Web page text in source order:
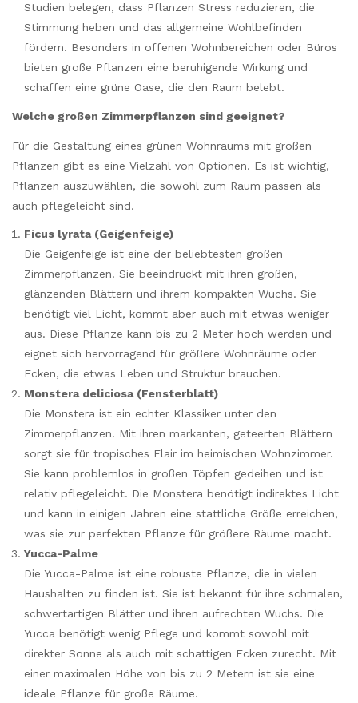
Studien belegen, dass Pflanzen Stress reduzieren, die
Stimmung heben und das allgemeine Wohlbefinden
fördern. Besonders in offenen Wohnbereichen oder Büros
bieten große Pflanzen eine beruhigende Wirkung und
schaffen eine grüne Oase, die den Raum belebt.
Welche großen Zimmerpflanzen sind geeignet?
Für die Gestaltung eines grünen Wohnraums mit großen
Pflanzen gibt es eine Vielzahl von Optionen. Es ist wichtig,
Pflanzen auszuwählen, die sowohl zum Raum passen als
auch pflegeleicht sind.
Ficus lyrata (Geigenfeige)
Die Geigenfeige ist eine der beliebtesten großen
Zimmerpflanzen. Sie beeindruckt mit ihren großen,
glänzenden Blättern und ihrem kompakten Wuchs. Sie
benötigt viel Licht, kommt aber auch mit etwas weniger
aus. Diese Pflanze kann bis zu 2 Meter hoch werden und
eignet sich hervorragend für größere Wohnräume oder
Ecken, die etwas Leben und Struktur brauchen.
Monstera deliciosa (Fensterblatt)
Die Monstera ist ein echter Klassiker unter den
Zimmerpflanzen. Mit ihren markanten, geteerten Blättern
sorgt sie für tropisches Flair im heimischen Wohnzimmer.
Sie kann problemlos in großen Töpfen gedeihen und ist
relativ pflegeleicht. Die Monstera benötigt indirektes Licht
und kann in einigen Jahren eine stattliche Größe erreichen,
was sie zur perfekten Pflanze für größere Räume macht.
Yucca-Palme
Die Yucca-Palme ist eine robuste Pflanze, die in vielen
Haushalten zu finden ist. Sie ist bekannt für ihre schmalen,
schwertartigen Blätter und ihren aufrechten Wuchs. Die
Yucca benötigt wenig Pflege und kommt sowohl mit
direkter Sonne als auch mit schattigen Ecken zurecht. Mit
einer maximalen Höhe von bis zu 2 Metern ist sie eine
ideale Pflanze für große Räume.